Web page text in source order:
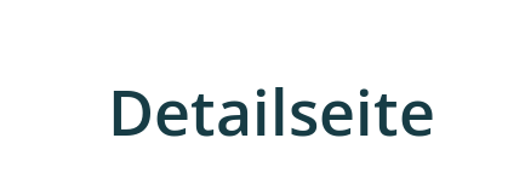
& Asellota
Bacillariophyta
Detailseite